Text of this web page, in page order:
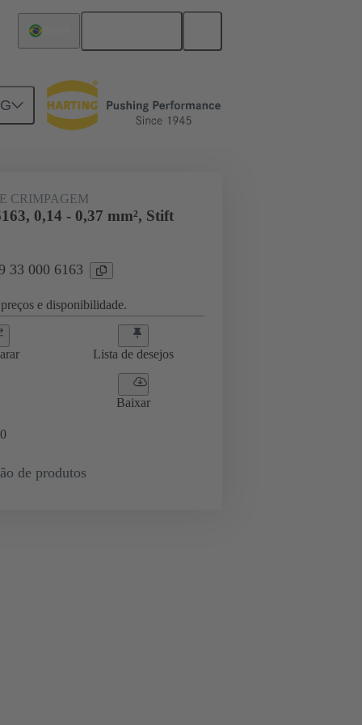
6163
CRIMPAGEM
0,14 - 0,37 mm², Stift
33 000 6163
e disponibilidade.
Lista de desejos
Baixar
0
de produtos